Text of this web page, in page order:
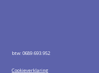
btw: 0689.693.952
Cookieverklaring